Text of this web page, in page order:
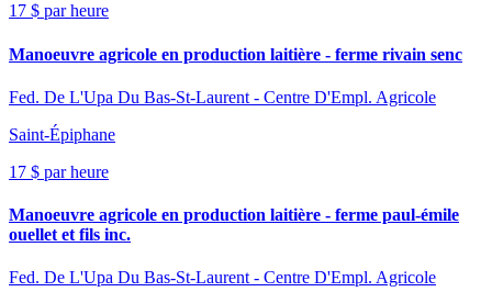
17 $ par heure
Manoeuvre agricole en production laitière - ferme rivain senc
Fed. De L'Upa Du Bas-St-Laurent - Centre D'Empl. Agricole
Saint-Épiphane
17 $ par heure
Manoeuvre agricole en production laitière - ferme paul-émile
ouellet et fils inc.
Fed. De L'Upa Du Bas-St-Laurent - Centre D'Empl. Agricole